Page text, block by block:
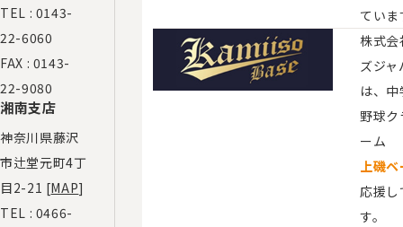
TEL : 0143-
22-6060
FAX : 0143-
22-9080
湘南支店
神奈川県藤沢
市辻堂元町4丁
目2-21 [MAP]
TEL : 0466-
ていま
株式
ズジ
は、​
野球
ーム
上磯ベ
応援
す。